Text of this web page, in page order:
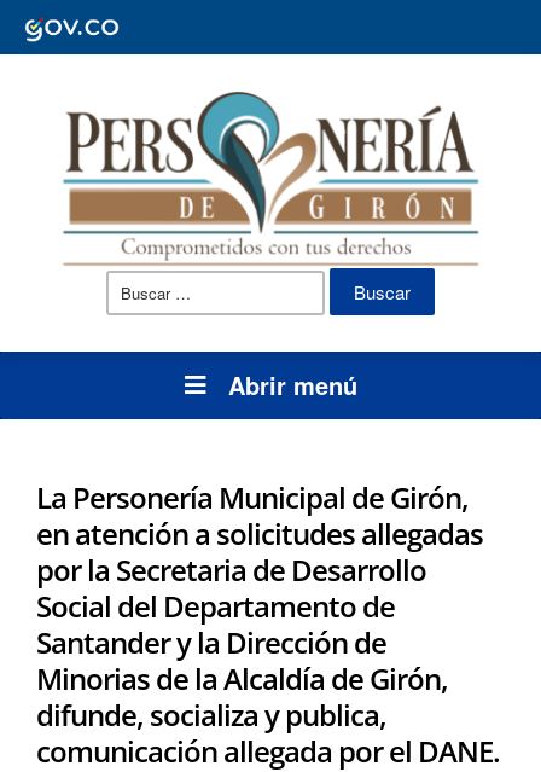
Buscar:
Abrir menú
La Personería Municipal de Girón,
en atención a solicitudes allegadas
por la Secretaria de Desarrollo
Social del Departamento de
Santander y la Dirección de
Minorias de la Alcaldía de Girón,
difunde, socializa y publica,
comunicación allegada por el DANE.